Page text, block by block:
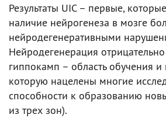
Результаты UIC – первые,
наличие нейрогенеза в мозге
нейродегенеративными
Нейродегенерация
гиппокамп – область обучения и
которую нацелены многие
способности к образованию
из трех зон).